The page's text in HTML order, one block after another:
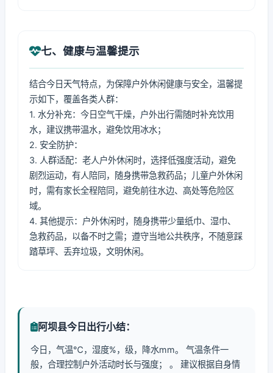
七、健康与温馨提示
结合今日天气特点，为保障户外休闲健康与安全，温馨提
示如下，覆盖各类人群：
1. 水分补充：今日空气干燥，户外出行需随时补充饮用
水，建议携带温水，避免饮用冰水；
2. 安全防护：
3. 人群适配：老人户外休闲时，选择低强度活动，避免
剧烈运动，有人陪同，随身携带急救药品；儿童户外休闲
时，需有家长全程陪同，避免前往水边、高处等危险区
域。
4. 其他提示：户外休闲时，随身携带少量纸巾、湿巾、
急救药品，以备不时之需；遵守当地公共秩序，不随意踩
踏草坪、丢弃垃圾，文明休闲。
阿坝县今日出行小结：
今日，气温℃，湿度%，级，降水mm。 气温条件一
般，合理控制户外活动时长与强度； 。 建议根据自身情